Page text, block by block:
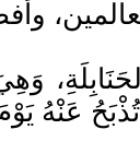
تُذْبَحُ